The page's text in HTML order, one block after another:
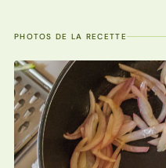
PHOTOS DE LA RECETTE